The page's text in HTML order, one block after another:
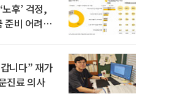
후’ 걱정,
준비 어려
니다” 재가
진료 의사